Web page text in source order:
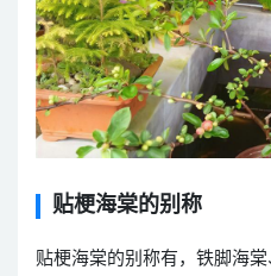
贴梗海棠的别称
贴梗海棠的别称有，铁脚海棠